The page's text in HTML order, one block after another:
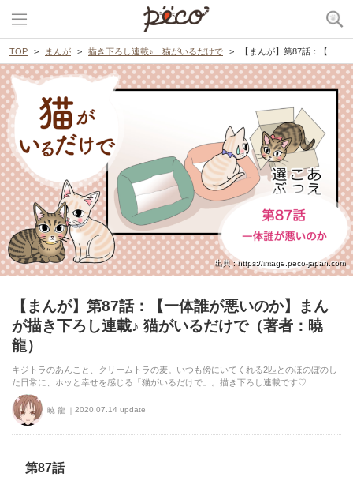
TOP まんが 描き下ろし連載♪ 猫がいるだけで 【まんが】第87話：【一体誰が悪いのか】まんが描き下ろし連載♪ 猫がいるだけで（著者：暁龍）
出典 : https://image.peco-japan.com
【まんが】第87話：【一体誰が悪いのか】まん
が描き下ろし連載♪ 猫がいるだけで（著者：暁
龍）
キジトラのあんこと、クリームトラの麦。いつも傍にいてくれる2匹とのほのぼのし
た日常に、ホッと幸せを感じる「猫がいるだけで」。描き下ろし連載です♡
暁 龍 2020.07.14 update
第87話